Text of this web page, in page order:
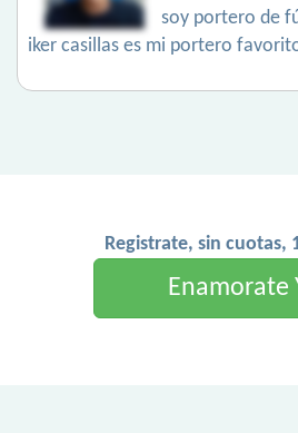
soy portero de
iker casillas es mi portero
Registrate, sin cuotas,
Enamorate